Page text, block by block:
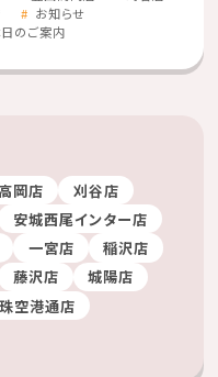
お知らせ
のご案内
岡店
刈谷店
安城西尾インター店
一宮店
稲沢店
藤沢店
城陽店
空港通店